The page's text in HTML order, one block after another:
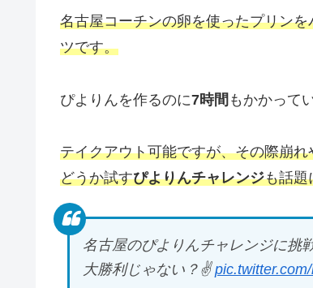
名古屋コーチンの卵を使ったプリン
ツです。
ぴよりんを作るのに7時間 もかかって
テイクアウト可能ですが、その際崩
どうか試すぴよりんチャレンジも話題
名古屋のぴよりんチャレンジに挑
大勝利じゃない？✌️